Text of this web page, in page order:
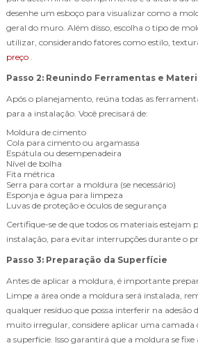
desenhe um esboço para visualizar como a
geral do muro. Além disso, escolha o tipo de
utilizar, considerando fatores como estilo,
preço .
Passo 2: Reunindo Ferramentas e
Após o planejamento, reúna todas as
para a instalação. Você precisará de:
Moldura de cimento
Cola para cimento ou argamassa
Espátula ou desempenadeira
Nível de bolha
Fita métrica
Serra para cortar a moldura (se necessário)
Esponja e água para limpeza
Luvas de proteção e óculos de segurança
Certifique-se de que todos os materiais estejam
instalação, para evitar interrupções durante o
Passo 3: Preparação da Superfície
Antes de aplicar a moldura, é importante
Limpe a área onde a moldura será instalada,
qualquer resíduo que possa interferir na adesão
muito irregular, considere aplicar uma camada
a superfície. Isso garantirá que a moldura se